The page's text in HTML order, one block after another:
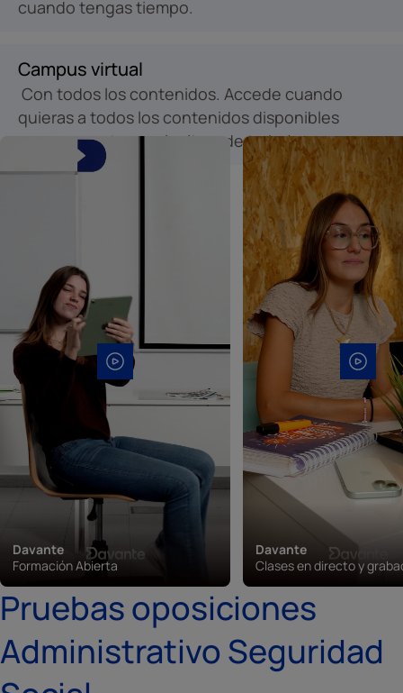
cuando tengas tiempo.
Campus virtual
Con todos los contenidos. Accede cuando
quieras a todos los contenidos disponibles
para marcar tu propio ritmo de trabajo.
Davante
Formación Abierta
Davante
Clases en directo y
Pruebas oposiciones
Administrativo Seguridad